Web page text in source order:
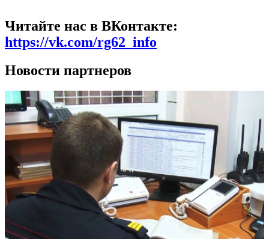
Читайте нас в ВКонтакте:
https://vk.com/rg62_info
Новости партнеров